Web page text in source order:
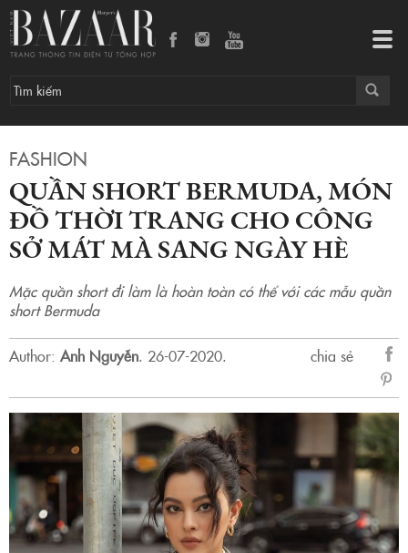
FASHION
QUẦN SHORT BERMUDA, MÓN
ĐỒ THỜI TRANG CHO CÔNG
SỞ MÁT MÀ SANG NGÀY HÈ
Mặc quần short đi làm là hoàn toàn có thể với các mẫu quần
short Bermuda
Author: Anh Nguyễn. 26-07-2020.
chia sẻ
sẻ